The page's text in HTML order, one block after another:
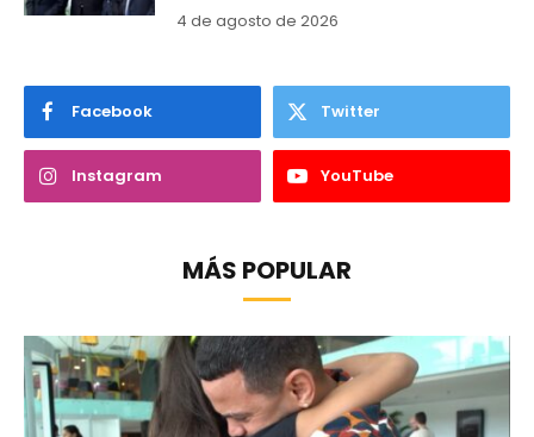
4 de agosto de 2026
Facebook Twitter
Instagram YouTube
MÁS POPULAR